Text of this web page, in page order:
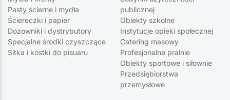
Pasty ścierne i mydła
Ściereczki i papier
Dozowniki i dystrybutory
Specjalne środki czyszczące
Sitka i kostki do pisuaru
publicznej
Obiekty szkolne
Instytucje opieki społecznej
Catering masowy
Profesjonalne pralnie
Obiekty sportowe i siłownie
Przedsiębiorstwa
przemysłowe